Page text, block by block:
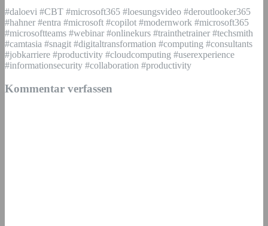
#daloevi #CBT #microsoft365 #loesungsvideo #deroutlooker365
#hahner #entra #microsoft #copilot #modernwork #microsoft365
#microsoftteams #webinar #onlinekurs #trainthetrainer #techsmith
#camtasia #snagit #digitaltransformation #computing #consultants
#jobkarriere #productivity #cloudcomputing #userexperience
#informationsecurity #collaboration #productivity
Kommentar verfassen